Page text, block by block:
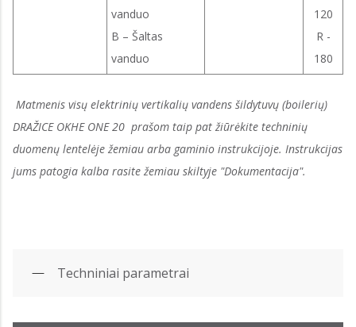
vanduo
B – Šaltas
vanduo
120
R -
180
Matmenis visų elektrinių vertikalių vandens šildytuvų (boilerių)
DRAŽICE OKHE ONE 20 prašom taip pat žiūrėkite techninių
duomenų lentelėje žemiau arba gaminio instrukcijoje. Instrukcijas
jums patogia kalba rasite žemiau skiltyje "Dokumentacija".
Techniniai parametrai